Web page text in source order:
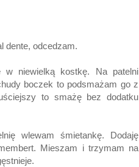
dente, odcedzam.
niewielką kostkę. Na patelni
boczek to podsmażam go z
to smażę bez dodatku
wlewam śmietankę. Dodaję
Mieszam i trzymam na